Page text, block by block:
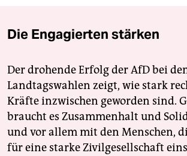
Die Engagierten stärken
Der drohende Erfolg der AfD bei
Landtagswahlen zeigt, wie stark
Kräfte inzwischen geworden sind.
braucht es Zusammenhalt und
und vor allem mit den Menschen,
für eine starke Zivilgesellschaft